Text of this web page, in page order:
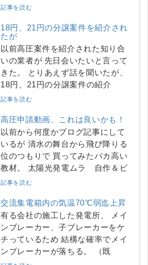
記事を読む
18円、21円の分譲案件を紹介され
たが
以前高圧案件を紹介された知り合
いの業者が 先日会いたいと言って
きた。 とりあえず話を聞いたが、
18円、21円の分譲案件の紹介
記事を読む
高圧申請動画、これは良いかも！
以前から何度かブログ記事にして
いるが 清水の舞台から飛び降りる
位のつもりで 買ってみたバカ高い
教材。 太陽光発電ムラ 自作＆ビ
記事を読む
交流集電箱内の気温70℃弱迄上昇
有る会社の施工した発電所、 メイ
ンブレーカー、子ブレーカーをケ
チっているため 結構な確率でメイ
ンブレーカーが落ちる。 （既